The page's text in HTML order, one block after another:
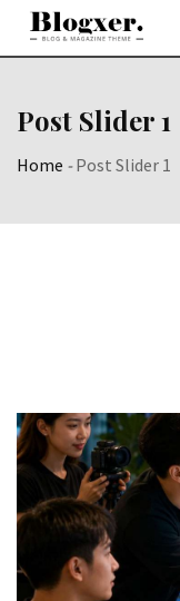
Post Slider 1
Home -Post Slider 1